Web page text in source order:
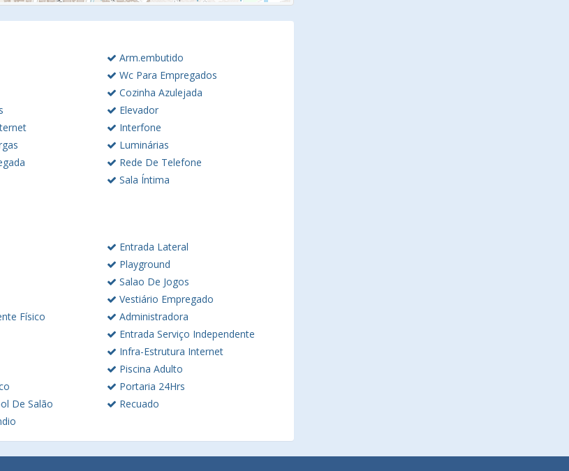
Arm.embutido
Wc Para Empregados
Cozinha Azulejada
Elevador
Interfone
Luminárias
Rede De Telefone
Sala Íntima
Entrada Lateral
Playground
Salao De Jogos
Vestiário Empregado
Físico
Administradora
Entrada Serviço Independente
Infra-Estrutura Internet
Piscina Adulto
Portaria 24Hrs
De Salão
Recuado